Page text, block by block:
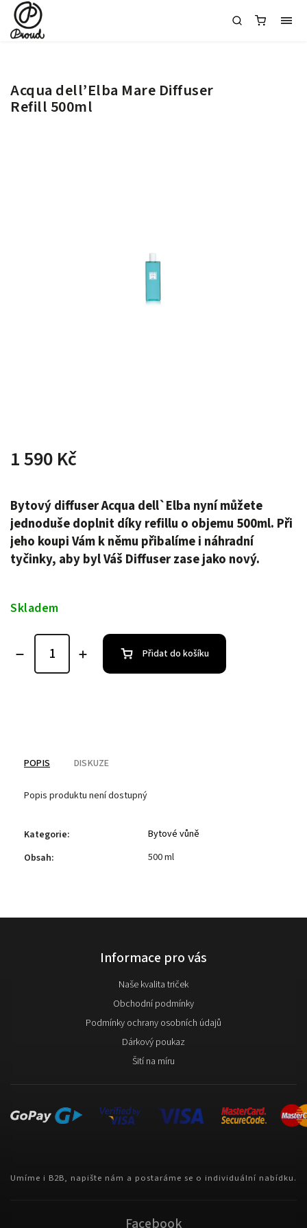
Acqua dell’Elba Mare Diffuser
Refill 500ml
1 590 Kč
Bytový diffuser Acqua dell`Elba nyní můžete
jednoduše doplnit díky refillu o objemu 500ml. Při
jeho koupi Vám k němu přibalíme i náhradní
tyčinky, aby byl Váš Diffuser zase jako nový.
Skladem
Přidat do košíku
POPIS DISKUZE
Popis produktu není dostupný
Kategorie:
Bytové vůně
Obsah: 500 ml
Informace pro vás
Naše kvalita triček
Obchodní podmínky
Podmínky ochrany osobních údajů
Dárkový poukaz
Šití na míru
Umíme i B2B, napište nám a postaráme se o individuální nabídku.
Facebook